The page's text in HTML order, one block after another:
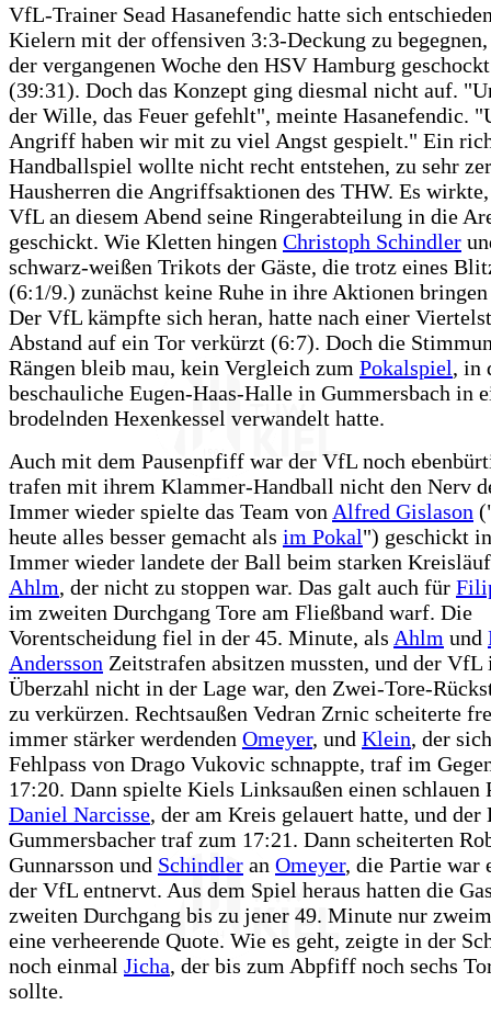
VfL-Trainer Sead Hasanefendic hatte sich
Kielern mit der offensiven 3:3-Deckung zu
der vergangenen Woche den HSV Hamburg
(39:31). Doch das Konzept ging diesmal nicht auf.
der Wille, das Feuer gefehlt", meinte Hasanefendic.
Angriff haben wir mit zu viel Angst gespielt." Ein
Handballspiel wollte nicht recht entstehen, zu sehr
Hausherren die Angriffsaktionen des THW. Es
VfL an diesem Abend seine Ringerabteilung in die
geschickt. Wie Kletten hingen Christoph Schindler
schwarz-weißen Trikots der Gäste, die trotz eines
(6:1/9.) zunächst keine Ruhe in ihre Aktionen
Der VfL kämpfte sich heran, hatte nach einer
Abstand auf ein Tor verkürzt (6:7). Doch die
Rängen bleib mau, kein Vergleich zum Pokalspiel, in
beschauliche Eugen-Haas-Halle in Gummersbach in
brodelnden Hexenkessel verwandelt hatte.
Auch mit dem Pausenpfiff war der VfL noch
trafen mit ihrem Klammer-Handball nicht den Nerv
Immer wieder spielte das Team von Alfred Gislason
heute alles besser gemacht als im Pokal") geschickt
Immer wieder landete der Ball beim starken
Ahlm, der nicht zu stoppen war. Das galt auch für
im zweiten Durchgang Tore am Fließband warf. Die
Vorentscheidung fiel in der 45. Minute, als Ahlm und
Andersson Zeitstrafen absitzen mussten, und der VfL
Überzahl nicht in der Lage war, den Zwei-Tore-
zu verkürzen. Rechtsaußen Vedran Zrnic scheiterte
immer stärker werdenden Omeyer, und Klein, der
Fehlpass von Drago Vukovic schnappte, traf im
17:20. Dann spielte Kiels Linksaußen einen schlauen
Daniel Narcisse, der am Kreis gelauert hatte, und der
Gummersbacher traf zum 17:21. Dann scheiterten
Gunnarsson und Schindler an Omeyer, die Partie war
der VfL entnervt. Aus dem Spiel heraus hatten die
zweiten Durchgang bis zu jener 49. Minute nur
eine verheerende Quote. Wie es geht, zeigte in der
noch einmal Jicha, der bis zum Abpfiff noch sechs
sollte.